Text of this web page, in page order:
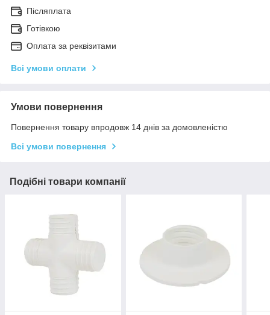
Післяплата
Готівкою
Оплата за реквізитами
Всі умови оплати
Умови повернення
Повернення товару впродовж 14 днів за домовленістю
Всі умови повернення
Подібні товари компанії